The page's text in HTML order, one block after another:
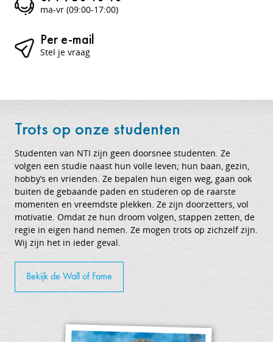
ma-vr (09:00-17:00)
Per e-mail
Stel je vraag
Trots op onze studenten
Studenten van NTI zijn geen doorsnee studenten. Ze
volgen een studie naast hun volle leven; hun baan, gezin,
hobby’s en vrienden. Ze bepalen hun eigen weg, gaan ook
buiten de gebaande paden en studeren op de raarste
momenten en vreemdste plekken. Ze zijn doorzetters, vol
motivatie. Omdat ze hun droom volgen, stappen zetten, de
regie in eigen hand nemen. Ze mogen trots op zichzelf zijn.
Wij zijn het in ieder geval.
Bekijk de Wall of Fame